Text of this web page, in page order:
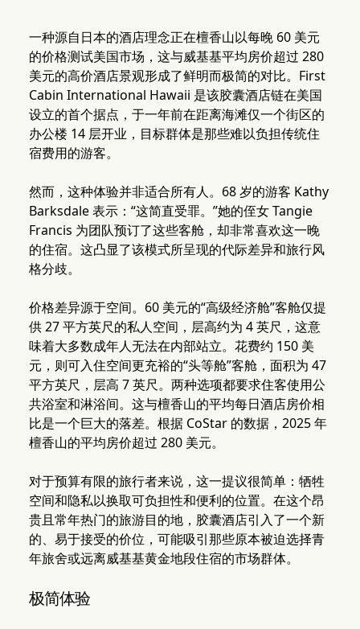
一种源自日本的酒店理念正在檀香山以每晚 60 美元
的价格测试美国市场，这与威基基平均房价超过 280
美元的高价酒店景观形成了鲜明而极简的对比。First
Cabin International Hawaii 是该胶囊酒店链在美国
设立的首个据点，于一年前在距离海滩仅一个街区的
办公楼 14 层开业，目标群体是那些难以负担传统住
宿费用的游客。
然而，这种体验并非适合所有人。68 岁的游客 Kathy
Barksdale 表示：“这简直受罪。”她的侄女 Tangie
Francis 为团队预订了这些客舱，却非常喜欢这一晚
的住宿。这凸显了该模式所呈现的代际差异和旅行风
格分歧。
价格差异源于空间。60 美元的“高级经济舱”客舱仅提
供 27 平方英尺的私人空间，层高约为 4 英尺，这意
味着大多数成年人无法在内部站立。花费约 150 美
元，则可入住空间更充裕的“头等舱”客舱，面积为 47
平方英尺，层高 7 英尺。两种选项都要求住客使用公
共浴室和淋浴间。这与檀香山的平均每日酒店房价相
比是一个巨大的落差。根据 CoStar 的数据，2025 年
檀香山的平均房价超过 280 美元。
对于预算有限的旅行者来说，这一提议很简单：牺牲
空间和隐私以换取可负担性和便利的位置。在这个昂
贵且常年热门的旅游目的地，胶囊酒店引入了一个新
的、易于接受的价位，可能吸引那些原本被迫选择青
年旅舍或远离威基基黄金地段住宿的市场群体。
极简体验